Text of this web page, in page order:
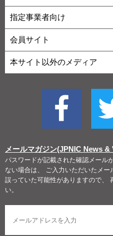
指定事業者向け
会員サイト
本サイト以外のメディア
メールマガジン(JPNIC News &
パスワードが記載された確認メール
ない場合は、 ご入力いただいたメー
誤っていた可能性がありますので、
い。